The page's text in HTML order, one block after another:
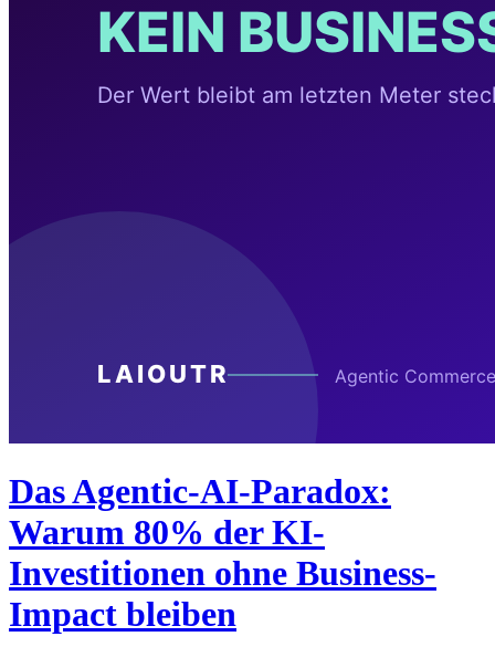
Das Agentic-AI-Paradox:
Warum 80% der KI-
Investitionen ohne Business-
Impact bleiben